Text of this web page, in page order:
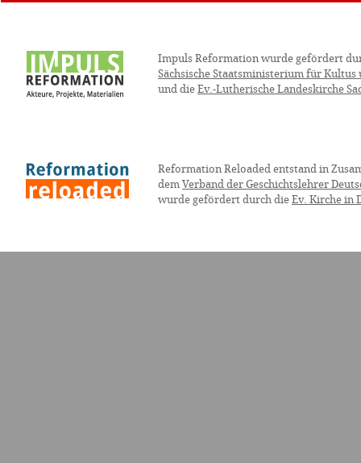
Impuls Reformation wurde gefördert
Sächsische Staatsministerium für Kultus
und die Ev.-Lutherische Landeskirche
Reformation Reloaded entstand in
dem Verband der Geschichtslehrer
wurde gefördert durch die Ev. Kirche in